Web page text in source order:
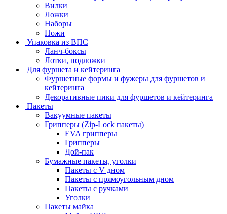
Вилки
Ложки
Наборы
Ножи
Упаковка из ВПС
Ланч-боксы
Лотки, подложки
Для фуршета и кейтеринга
Фуршетные формы и фужеры для фуршетов и
кейтеринга
Декоративные пики для фуршетов и кейтеринга
Пакеты
Вакуумные пакеты
Грипперы (Zip-Lock пакеты)
EVA грипперы
Грипперы
Дой-пак
Бумажные пакеты, уголки
Пакеты с V дном
Пакеты с прямоугольным дном
Пакеты с ручками
Уголки
Пакеты майка